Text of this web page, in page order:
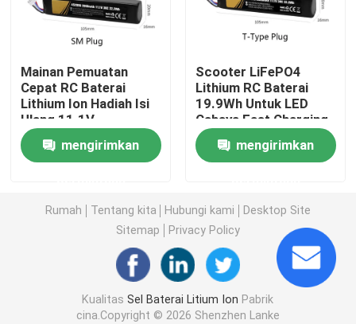
Baterai Lithium Inverter Rumah
Paket baterai ion litium
Pembangkit Listrik Lithium Portabel
Bank Daya Baterai isi ulang
Sistem Inverter Surya Rumah
Baterai Lithium Ion Kendaraan Listrik
Mainan Pemuatan
Cepat RC Baterai
Lithium Ion Hadiah Isi
Ulang 11.1V
mengirimkan
Scooter LiFePO4
Lithium RC Baterai
19.9Wh Untuk LED
Cahaya Fast Charging
mengirimkan
Rumah Tentang kita Hubungi kami
Desktop Site
Sitemap
Privacy Policy
KualitasSel Baterai Litium Ion Pabrik
cina.Copyright © 2026 Shenzhen Lanke